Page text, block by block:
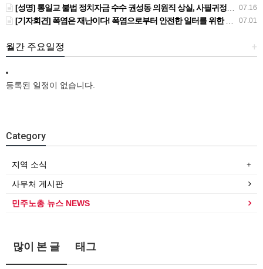
07.16
[성명] 통일교 불법 정치자금 수수 권성동 의원직 상실, 사필귀정이다
07.01
[기자회견] 폭염은 재난이다! 폭염으로부터 안전한 일터를 위한 민주노총 강원지역본부 폭염감시단 선포 기자회견
+
월간 주요일정
등록된 일정이 없습니다.
Category
지역 소식
사무처 게시판
민주노총 뉴스 NEWS
많이 본 글 태그